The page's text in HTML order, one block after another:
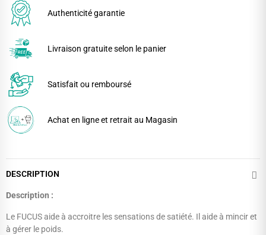
Authenticité garantie
Livraison gratuite selon le panier
Satisfait ou remboursé
Achat en ligne et retrait au Magasin
DESCRIPTION
Description :
Le FUCUS aide à accroitre les sensations de satiété. Il aide à mincir et
à gérer le poids.